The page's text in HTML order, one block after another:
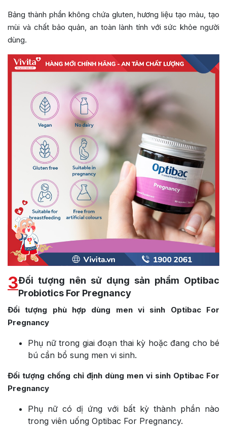
Bảng thành phần không chứa gluten, hương liệu tạo màu, tạo
mùi và chất bảo quản, an toàn lành tính với sức khỏe người
dùng.
3Đối tượng nên sử dụng sản phẩm Optibac
Probiotics For Pregnancy
Đối tượng phù hợp dùng men vi sinh Optibac For
Pregnancy
Phụ nữ trong giai đoạn thai kỳ hoặc đang cho bé
bú cần bổ sung men vi sinh.
Đối tượng chống chỉ định dùng men vi sinh Optibac For
Pregnancy
Phụ nữ có dị ứng với bất kỳ thành phần nào
trong viên uống Optibac For Pregnancy.